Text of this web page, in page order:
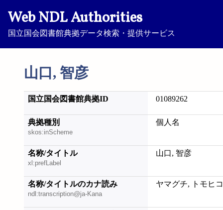
Web NDL Authorities
国立国会図書館典拠データ検索・提供サービス
山口, 智彦
国立国会図書館典拠ID 01089262
典拠種別
skos:inScheme
個人名
名称/タイトル
xl:prefLabel
山口, 智彦
名称/タイトルのカナ読み
ndl:transcription@ja-Kana
ヤマグチ, トモヒコ